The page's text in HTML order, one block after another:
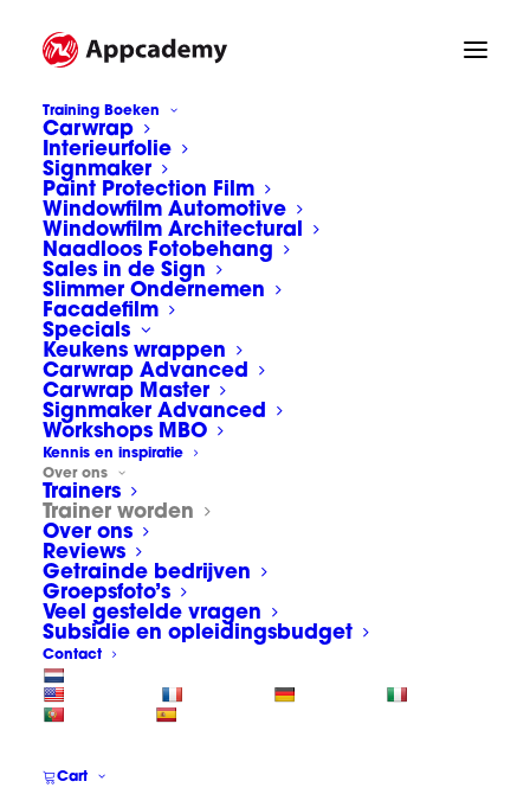
Training Boeken
Carwrap
Interieurfolie
Signmaker
Paint Protection Film
Windowfilm Automotive
Windowfilm Architectural
Naadloos Fotobehang
Sales in de Sign
Slimmer Ondernemen
Facadefilm
Specials
Keukens wrappen
Carwrap Advanced
Carwrap Master
Signmaker Advanced
Workshops MBO
Kennis en inspiratie
Over ons
Trainers
Trainer worden
Over ons
Reviews
Getrainde bedrijven
Groepsfoto’s
Veel gestelde vragen
Subsidie en opleidingsbudget
Contact
Cart
Ook trainer worden?
Trainer worden?
Appcademy trainer worden?
Appcademy staat meer en meer
bekend als dé opleider voor sign en
wrap. We worden gewaardeerd
door brancheorganisaties,
vakbladen, scholen, signmakers,
wrappers en vele anderen.